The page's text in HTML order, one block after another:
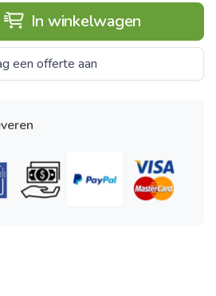
In winkelwagen
een offerte aan